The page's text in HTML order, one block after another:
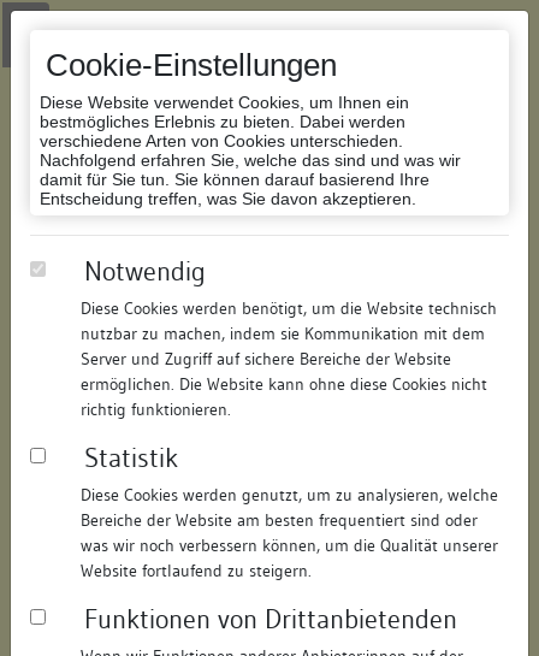
Cookie-Einstellungen
Diese Website verwendet Cookies, um Ihnen ein
bestmögliches Erlebnis zu bieten. Dabei werden
verschiedene Arten von Cookies unterschieden.
Nachfolgend erfahren Sie, welche das sind und was wir
damit für Sie tun. Sie können darauf basierend Ihre
Entscheidung treffen, was Sie davon akzeptieren.
Notwendig
Diese Cookies werden benötigt, um die Website technisch
nutzbar zu machen, indem sie Kommunikation mit dem
Server und Zugriff auf sichere Bereiche der Website
ermöglichen. Die Website kann ohne diese Cookies nicht
richtig funktionieren.
Statistik
Diese Cookies werden genutzt, um zu analysieren, welche
Bereiche der Website am besten frequentiert sind oder
was wir noch verbessern können, um die Qualität unserer
Website fortlaufend zu steigern.
Funktionen von Drittanbietenden
Zur Navigation springen
Zum Inhalt der Website springen
Datenbank Bauforschung/Restaurierung
114720938121/Datum:05.10.2016
Datenbestand:
Bauforschung und Restaurierung
Als PDF herunterladen:
Objektdaten
Straße: Kanzleistraße
Hausnummer: 19
Postleitzahl: 78426